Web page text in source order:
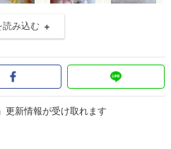
読み込む
更新情報が受け取れます